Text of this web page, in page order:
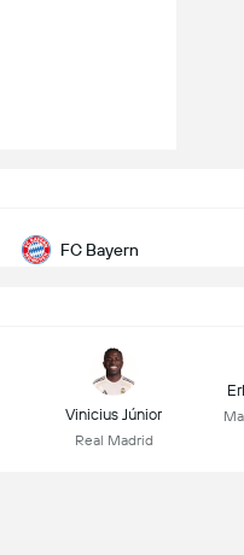
FC Bayern
Vinicius Júnior
Real Madrid